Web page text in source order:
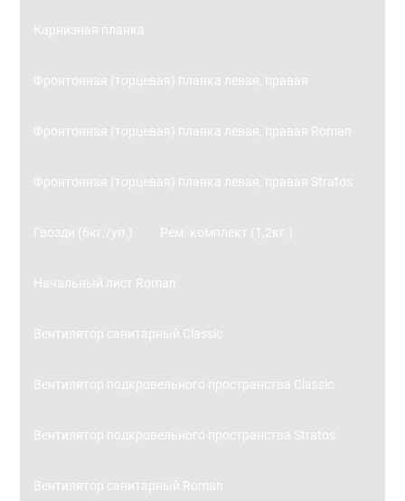
Карнизная планка
Фронтонная (торцевая) планка левая, правая
Фронтонная (торцевая) планка левая, правая Roman
Фронтонная (торцевая) планка левая, правая Stratos
Гвозди (6кг./уп.) Рем. комплект (1,2кг.)
Начальный лист Roman
Вентилятор санитарный Classic
Вентилятор подкровельного пространства Classic
Вентилятор подкровельного пространства Stratos
Вентилятор санитарный Roman